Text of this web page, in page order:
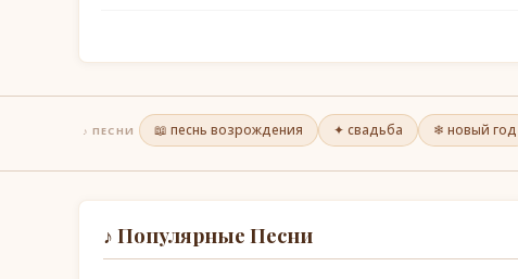
♪ ПЕСНИ 📖 песнь возрождения ✦ свадьба ❄ новый год
♪ Популярные Песни